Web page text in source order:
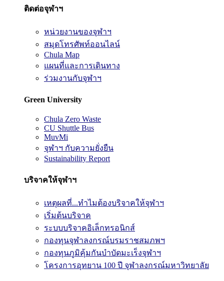
ติดต่อจุฬาฯ
หน่วยงานของจุฬาฯ
สมุดโทรศัพท์ออนไลน์
Chula Map
แผนที่และการเดินทาง
ร่วมงานกับจุฬาฯ
Green University
Chula Zero Waste
CU Shuttle Bus
MuvMi
จุฬาฯ กับความยั่งยืน
Sustainability Report
บริจาคให้จุฬาฯ
เหตุผลที่...ทำไมต้องบริจาคให้จุฬาฯ
เริ่มต้นบริจาค
ระบบบริจาคอิเล็กทรอนิกส์
กองทุนจุฬาลงกรณ์บรมราชสมภพฯ
กองทุนภูมิคุ้มกันบำบัดมะเร็งจุฬาฯ
โครงการอุทยาน 100 ปี จุฬาลงกรณ์มหาวิทยาลัย